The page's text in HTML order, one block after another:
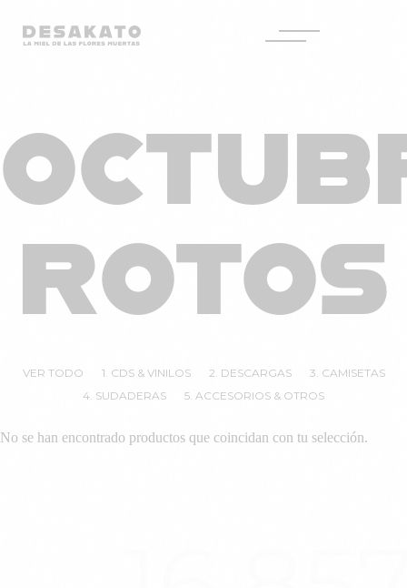
contenido
Desakato
ROTOS
VER TODO 1. CDS & VINILOS 2. DESCARGAS
3. CAMISETAS
4. SUDADERAS
5. ACCESORIOS & OTROS
No se han encontrado productos que coincidan con tu selección.